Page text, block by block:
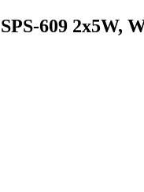
609 2x5W,